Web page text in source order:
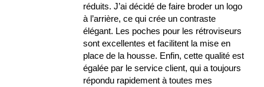
réduits. J’ai décidé de faire broder un logo
à l’arrière, ce qui crée un contraste
élégant. Les poches pour les rétroviseurs
sont excellentes et facilitent la mise en
place de la housse. Enfin, cette qualité est
égalée par le service client, qui a toujours
répondu rapidement à toutes mes